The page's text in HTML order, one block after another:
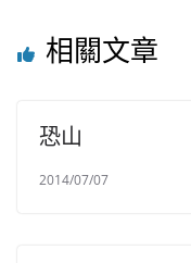
相關文章
恐山
2014/07/07